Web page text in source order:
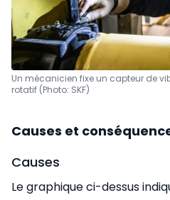
Un mécanicien fixe un capteur de
rotatif (Photo: SKF)
Causes et
Causes
Le graphique ci-dessus